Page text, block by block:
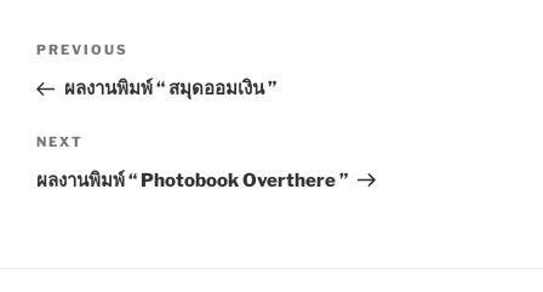
s
t
n
P
r
v
PREVIOUS
ผลงานพิมพ์ “ สมุดออมเงิน ”
N
e
NEXT
ผลงานพิมพ์ “ Photobook Overthere ”